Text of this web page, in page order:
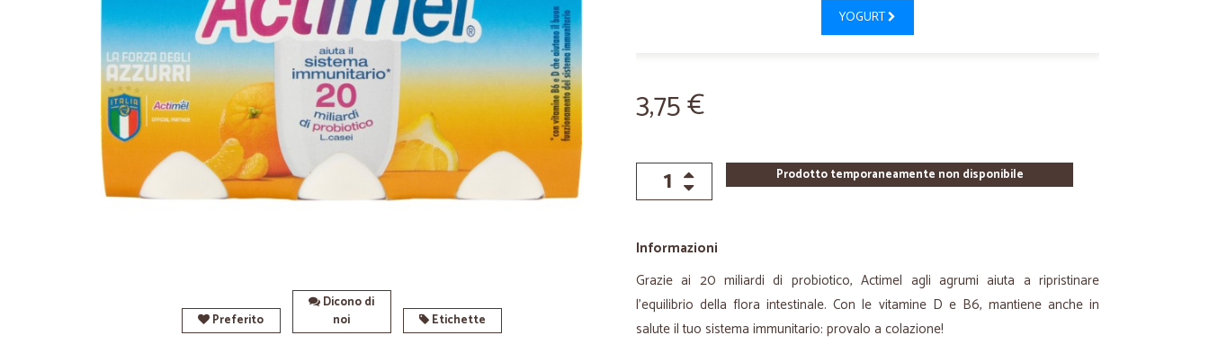
Preferito
Dicono di
noi
Etichette
YOGURT
3,75 €
Prodotto temporaneamente non disponibile
Informazioni
Grazie ai 20 miliardi di probiotico, Actimel agli agrumi aiuta a ripristinare
l'equilibrio della flora intestinale. Con le vitamine D e B6, mantiene anche in
salute il tuo sistema immunitario: provalo a colazione!